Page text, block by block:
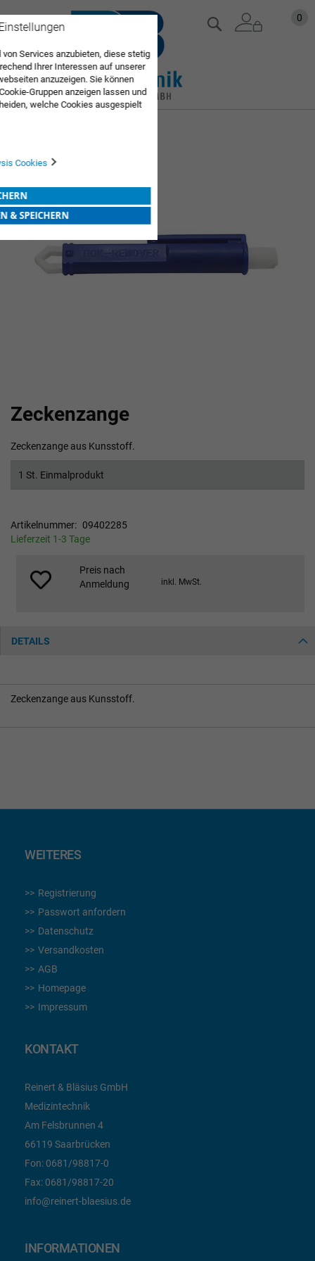
Zum
Inhalt
0
Suche
Zeckenzange
Zeckenzange aus Kunsstoff.
1 St. Einmalprodukt
Artikelnummer
09402285
Lieferzeit 1-3 Tage
Preis nach
Anmeldung
inkl. MwSt.
der
springen
Anfang
der
springen
DETAILS
Zeckenzange aus Kunsstoff.
WEITERES
Registrierung
Passwort anfordern
Datenschutz
Versandkosten
AGB
Homepage
Impressum
KONTAKT
Reinert & Bläsius GmbH
Medizintechnik
Am Felsbrunnen 4
66119 Saarbrücken
Fon: 0681/98817-0
Fax: 0681/98817-20
info@reinert-blaesius.de
INFORMATIONEN
Services anzubieten, diese stetig
Ihrer Interessen auf unserer
anzuzeigen. Sie können
Gruppen anzeigen lassen und
welche Cookies ausgespielt
Cookies
& SPEICHERN